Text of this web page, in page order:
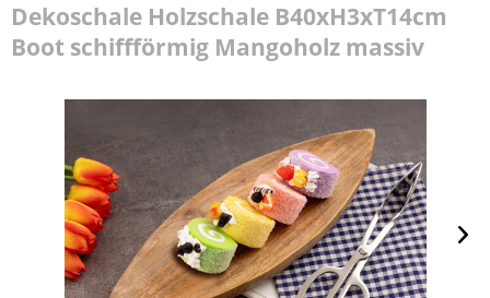
Dekoschale Holzschale B40xH3xT14cm
Boot schiffförmig Mangoholz massiv